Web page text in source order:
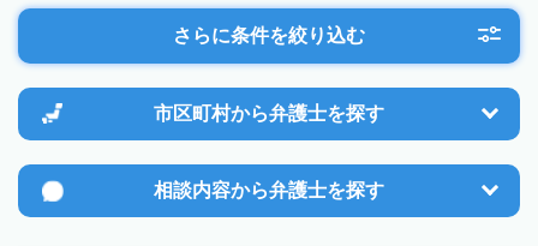
さらに条件を絞り込む
市区町村から弁護士を探す
相談内容から弁護士を探す